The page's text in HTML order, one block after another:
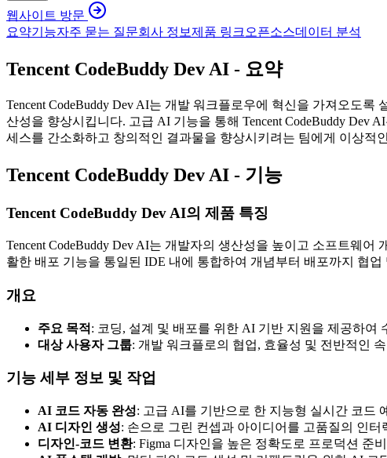
웹사이트 방문
요약기능자주 묻는 질문회사 정보제품 링크 오픈소스데이터 분석
Tencent CodeBuddy Dev AI - 요약
Tencent CodeBuddy Dev AI는 개발 워크플로우에 혁신을 가져오도
산성을 향상시킵니다. 고급 AI 기능을 통해 Tencent CodeBuddy
세스를 간소화하고 창의적인 결과물을 향상시키려는 팀에게 이상적
Tencent CodeBuddy Dev AI - 기능
Tencent CodeBuddy Dev AI의 제품 특징
Tencent CodeBuddy Dev AI는 개발자의 생산성을 높이고 소프트웨
활한 배포 기능을 통일된 IDE 내에 통합하여 개념부터 배포까지 협
개요
주요 목적 : 코딩, 설계 및 배포를 위한 AI 기반 지원을 제공하여
대상 사용자 그룹: 개발 워크플로의 협업, 효율성 및 전반적인
기능 세부 정보 및 작업
AI 코드 자동 완성: 고급 AI를 기반으로 한 지능형 실시간 코드
AI 디자인 생성: 손으로 그린 컨셉과 아이디어를 고품질의 인
디자인-코드 변환: Figma 디자인을 높은 정확도로 프로덕션 준